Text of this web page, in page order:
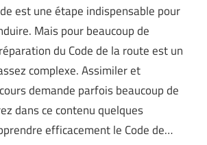
est une étape indispensable pour
Mais pour beaucoup de
du Code de la route est un
complexe. Assimiler et
demande parfois beaucoup de
dans ce contenu quelques
efficacement le Code de…